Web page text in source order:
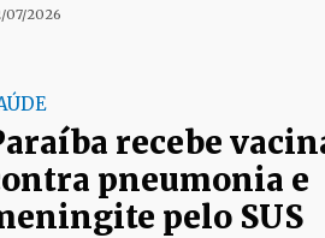
07/2026
recebe
pneumonia e
pelo SUS